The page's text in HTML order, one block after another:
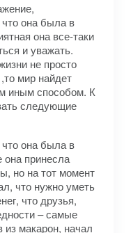
что она была в
она все-таки
и уважать.
не просто
мир найдет
иным способом. К
следующие
что она была в
она принесла
но на тот момент
что нужно уметь
что друзья,
– самые
макарон, начал